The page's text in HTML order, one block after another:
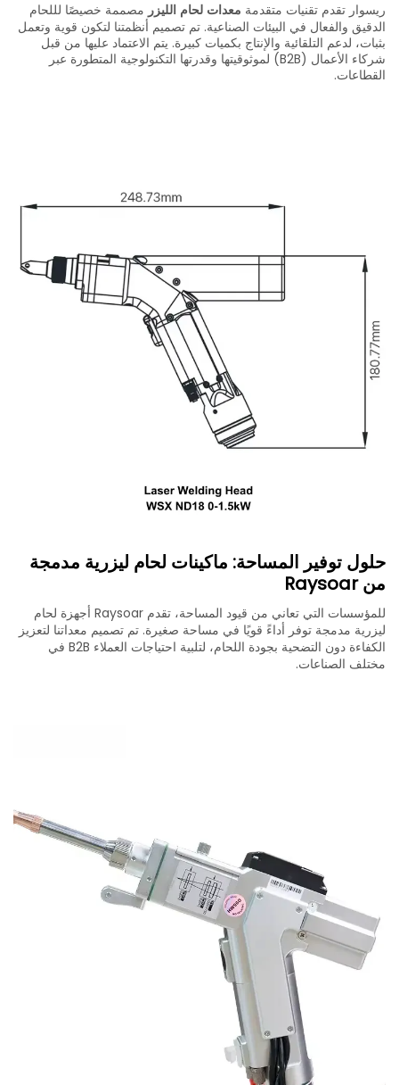
ريسوار تقدم تقنيات متقدمة معدات لحام الليزر مصممة خصيصًا لللحام
الدقيق والفعال في البيئات الصناعية. تم تصميم أنظمتنا لتكون قوية وتعمل
بثبات، لدعم التلقائية والإنتاج بكميات كبيرة. يتم الاعتماد عليها من قبل
شركاء الأعمال (B2B) لموثوقيتها وقدرتها التكنولوجية المتطورة عبر
القطاعات.
حلول توفير المساحة: ماكينات لحام ليزرية مدمجة
من Raysoar
للمؤسسات التي تعاني من قيود المساحة، تقدم Raysoar أجهزة لحام
ليزرية مدمجة توفر أداءً قويًا في مساحة صغيرة. تم تصميم معداتنا لتعزيز
الكفاءة دون التضحية بجودة اللحام، لتلبية احتياجات العملاء B2B في
مختلف الصناعات.